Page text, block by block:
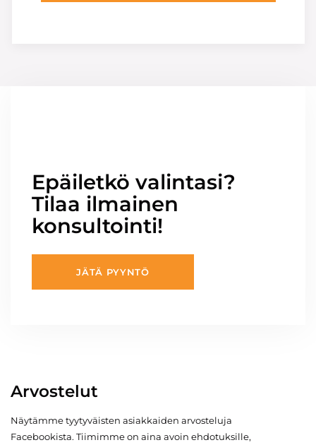
Epäiletkö valintasi?
Tilaa ilmainen
konsultointi!
JÄTÄ PYYNTÖ
Arvostelut
Näytämme tyytyväisten asiakkaiden arvosteluja
Facebookista. Tiimimme on aina avoin ehdotuksille,